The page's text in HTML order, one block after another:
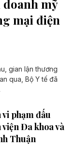
mỹ
mại điện
gian lận thương
qua, Bộ Y tế đã
phạm đấu
viện Đa khoa và
Thuận